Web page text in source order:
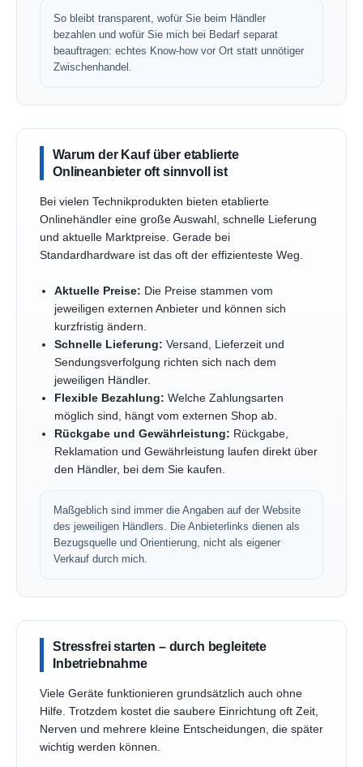
So bleibt transparent, wofür Sie beim Händler
bezahlen und wofür Sie mich bei Bedarf separat
beauftragen: echtes Know-how vor Ort statt unnötiger
Zwischenhandel.
Warum der Kauf über etablierte
Onlineanbieter oft sinnvoll ist
Bei vielen Technikprodukten bieten etablierte
Onlinehändler eine große Auswahl, schnelle Lieferung
und aktuelle Marktpreise. Gerade bei
Standardhardware ist das oft der effizienteste Weg.
Aktuelle Preise: Die Preise stammen vom
jeweiligen externen Anbieter und können sich
kurzfristig ändern.
Schnelle Lieferung: Versand, Lieferzeit und
Sendungsverfolgung richten sich nach dem
jeweiligen Händler.
Flexible Bezahlung: Welche Zahlungsarten
möglich sind, hängt vom externen Shop ab.
Rückgabe und Gewährleistung: Rückgabe,
Reklamation und Gewährleistung laufen direkt über
den Händler, bei dem Sie kaufen.
Maßgeblich sind immer die Angaben auf der Website
des jeweiligen Händlers. Die Anbieterlinks dienen als
Bezugsquelle und Orientierung, nicht als eigener
Verkauf durch mich.
Stressfrei starten – durch begleitete
Inbetriebnahme
Viele Geräte funktionieren grundsätzlich auch ohne
Hilfe. Trotzdem kostet die saubere Einrichtung oft Zeit,
Nerven und mehrere kleine Entscheidungen, die später
wichtig werden können.